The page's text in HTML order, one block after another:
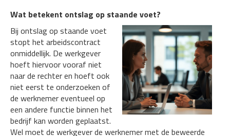
Wat betekent ontslag op staande voet?
Bij ontslag op staande voet
stopt het arbeidscontract
onmiddellijk. De werkgever
hoeft hiervoor vooraf niet
naar de rechter en hoeft ook
niet eerst te onderzoeken of
de werknemer eventueel op
een andere functie binnen het
bedrijf kan worden geplaatst.
Wel moet de werkgever de werknemer met de beweerde